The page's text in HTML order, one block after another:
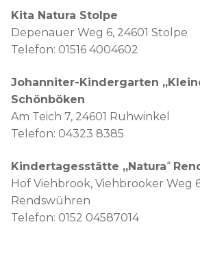
Kita Natura Stolpe
Depenauer Weg 6, 24601 Stolpe
Telefon: 01516 4004602
Johanniter-Kindergarten
Schönböken
Am Teich 7, 24601 Ruhwinkel
Telefon: 04323 8385
Kindertagesstätte „Natura“
Hof Viehbrook, Viehbrooker Weg
Rendswühren
Telefon: 0152 04587014